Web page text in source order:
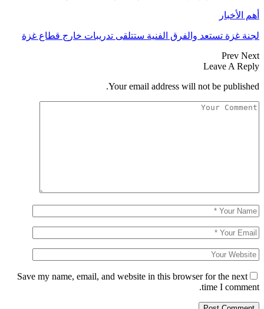
أهم الأخبار
لجنة غزة تستعد والفرق الفنية ستتلقى تدريبات خارج قطاع غزة
Prev Next
Leave A Reply
Your email address will not be published.
Save my name, email, and website in this browser for the next
time I comment.